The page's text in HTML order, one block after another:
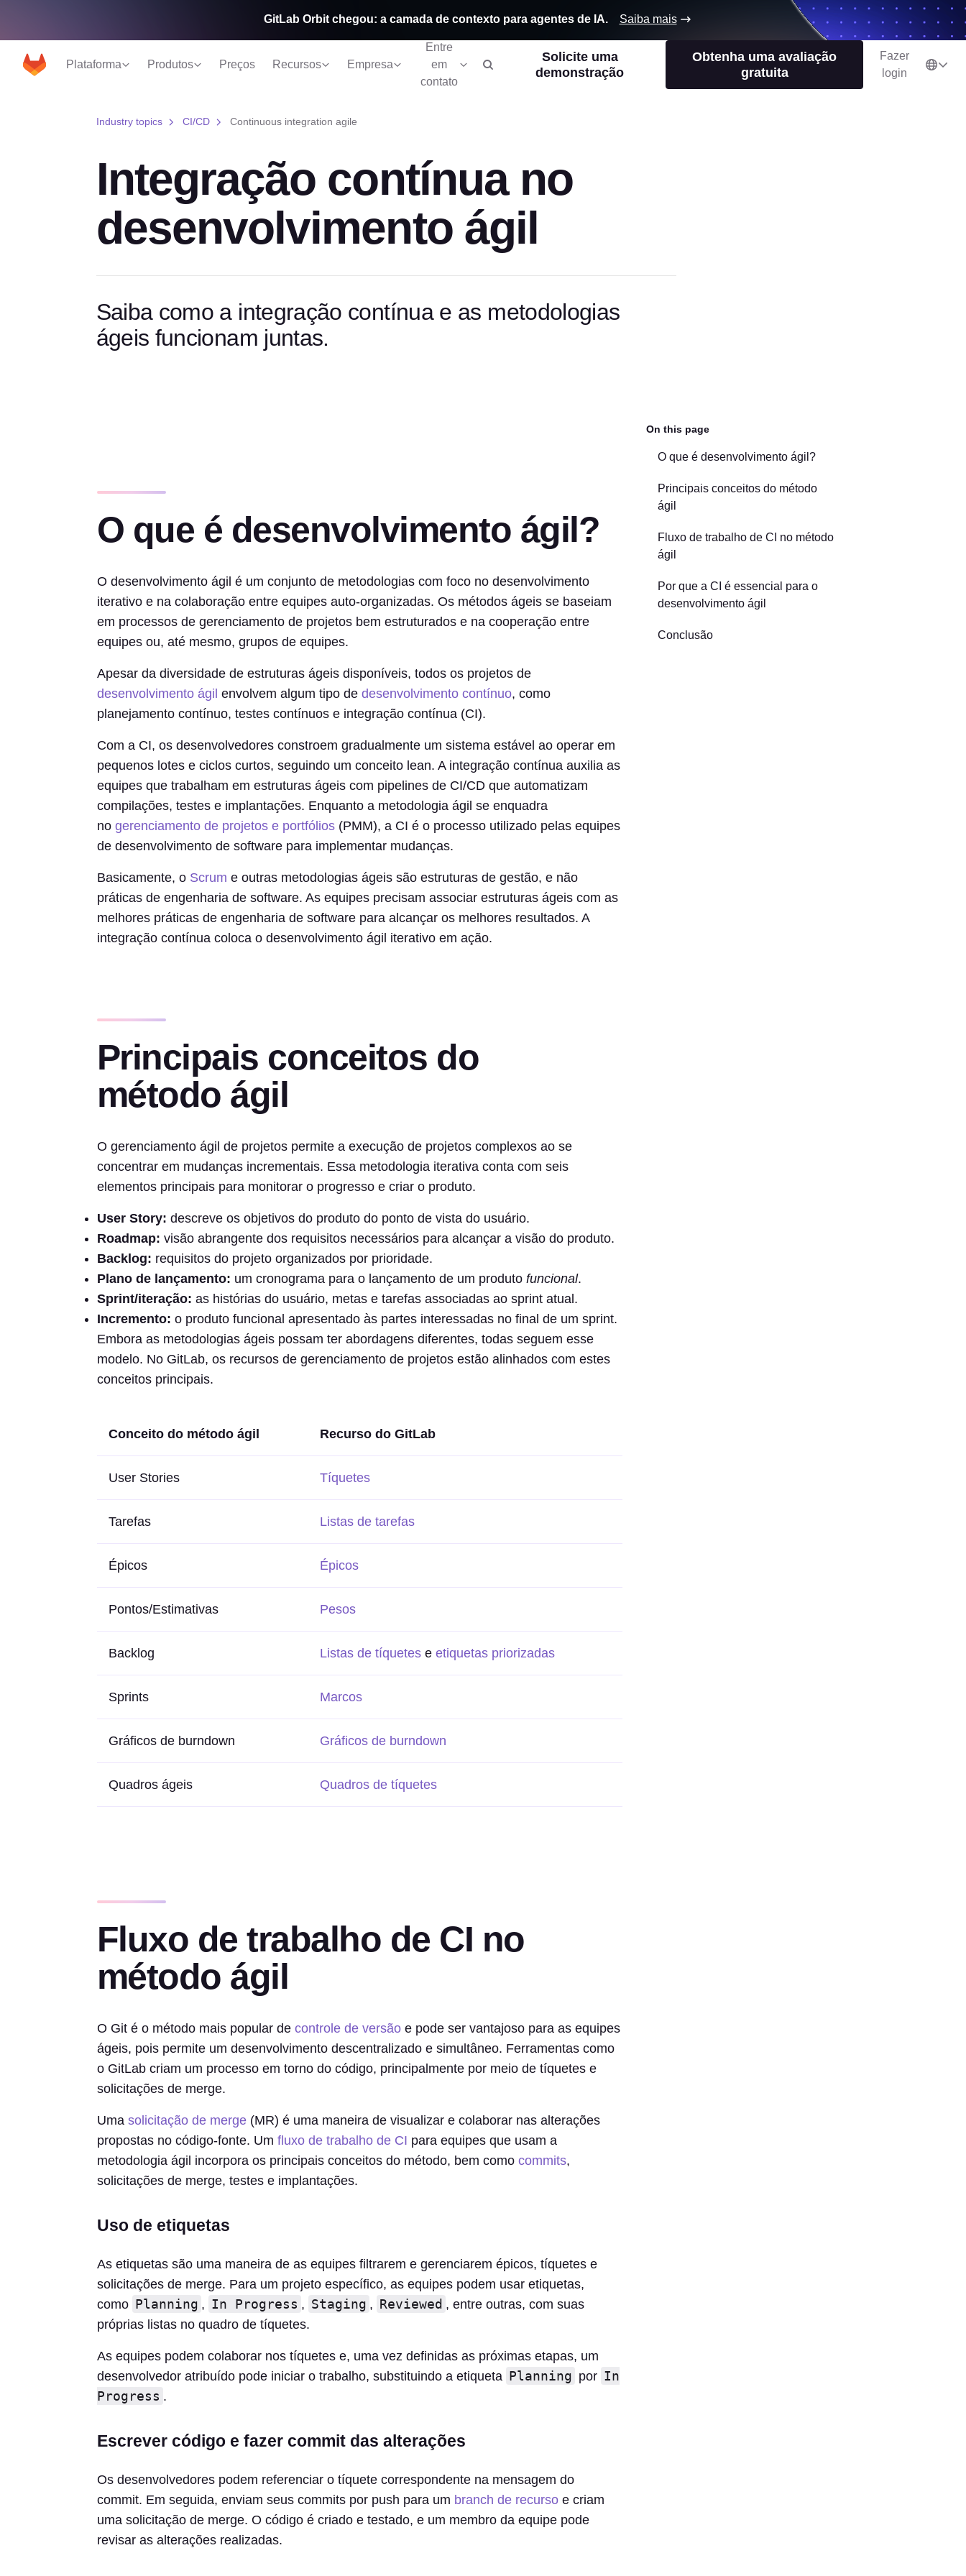
Plataforma Produtos Preços Recursos Empresa
Entre
em
contato
Solicite uma
demonstração
Obtenha uma avaliação
gratuita
Fazer
login
GitLab Orbit chegou: a camada de contexto para agentes de IA. Saiba mais
Industry topics CI/CD Continuous integration agile
Integração contínua no
desenvolvimento ágil
Saiba como a integração contínua e as metodologias
ágeis funcionam juntas.
O que é desenvolvimento ágil?
O desenvolvimento ágil é um conjunto de metodologias com foco no desenvolvimento
iterativo e na colaboração entre equipes auto-organizadas. Os métodos ágeis se baseiam
em processos de gerenciamento de projetos bem estruturados e na cooperação entre
equipes ou, até mesmo, grupos de equipes.
Apesar da diversidade de estruturas ágeis disponíveis, todos os projetos de
desenvolvimento ágil envolvem algum tipo de desenvolvimento contínuo, como
planejamento contínuo, testes contínuos e integração contínua (CI).
Com a CI, os desenvolvedores constroem gradualmente um sistema estável ao operar em
pequenos lotes e ciclos curtos, seguindo um conceito lean. A integração contínua auxilia as
equipes que trabalham em estruturas ágeis com pipelines de CI/CD que automatizam
compilações, testes e implantações. Enquanto a metodologia ágil se enquadra
no gerenciamento de projetos e portfólios(PMM), a CI é o processo utilizado pelas equipes
de desenvolvimento de software para implementar mudanças.
Basicamente, o Scrum e outras metodologias ágeis são estruturas de gestão, e não
práticas de engenharia de software. As equipes precisam associar estruturas ágeis com as
melhores práticas de engenharia de software para alcançar os melhores resultados. A
integração contínua coloca o desenvolvimento ágil iterativo em ação.
Principais conceitos do
método ágil
O gerenciamento ágil de projetos permite a execução de projetos complexos ao se
concentrar em mudanças incrementais. Essa metodologia iterativa conta com seis
elementos principais para monitorar o progresso e criar o produto.
User Story: descreve os objetivos do produto do ponto de vista do usuário.
Roadmap: visão abrangente dos requisitos necessários para alcançar a visão do produto.
Backlog: requisitos do projeto organizados por prioridade.
Plano de lançamento: um cronograma para o lançamento de um produto funcional.
Sprint/iteração: as histórias do usuário, metas e tarefas associadas ao sprint atual.
Incremento: o produto funcional apresentado às partes interessadas no final de um sprint.
Embora as metodologias ágeis possam ter abordagens diferentes, todas seguem esse
modelo. No GitLab, os recursos de gerenciamento de projetos estão alinhados com estes
conceitos principais.
Conceito do método ágil Recurso do GitLab
User Stories Tíquetes
Tarefas Listas de tarefas
Épicos Épicos
Pontos/Estimativas Pesos
Backlog Listas de tíquetese etiquetas priorizadas
Sprints Marcos
Gráficos de burndown Gráficos de burndown
Quadros ágeis Quadros de tíquetes
Fluxo de trabalho de CI no
método ágil
O Git é o método mais popular de controle de versãoe pode ser vantajoso para as equipes
ágeis, pois permite um desenvolvimento descentralizado e simultâneo. Ferramentas como
o GitLab criam um processo em torno do código, principalmente por meio de tíquetes e
solicitações de merge.
Uma solicitação de merge(MR) é uma maneira de visualizar e colaborar nas alterações
propostas no código-fonte. Um fluxo de trabalho de CI para equipes que usam a
metodologia ágil incorpora os principais conceitos do método, bem como commits,
solicitações de merge, testes e implantações.
Uso de etiquetas
As etiquetas são uma maneira de as equipes filtrarem e gerenciarem épicos, tíquetes e
solicitações de merge. Para um projeto específico, as equipes podem usar etiquetas,
como Planning , In Progress , Staging , Reviewed , entre outras, com suas
próprias listas no quadro de tíquetes.
As equipes podem colaborar nos tíquetes e, uma vez definidas as próximas etapas, um
desenvolvedor atribuído pode iniciar o trabalho, substituindo a etiqueta Planning por In
Progress .
Escrever código e fazer commit das alterações
Os desenvolvedores podem referenciar o tíquete correspondente na mensagem do
commit. Em seguida, enviam seus commits por push para um branch de recursoe criam
uma solicitação de merge. O código é criado e testado, e um membro da equipe pode
revisar as alterações realizadas.
On this page
O que é desenvolvimento ágil?
Principais conceitos do método
ágil
Fluxo de trabalho de CI no método
ágil
Por que a CI é essencial para o
desenvolvimento ágil
Conclusão